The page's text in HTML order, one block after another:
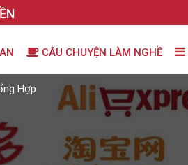
CÂU CHUYỆN LÀM NGHỀ
Hợp